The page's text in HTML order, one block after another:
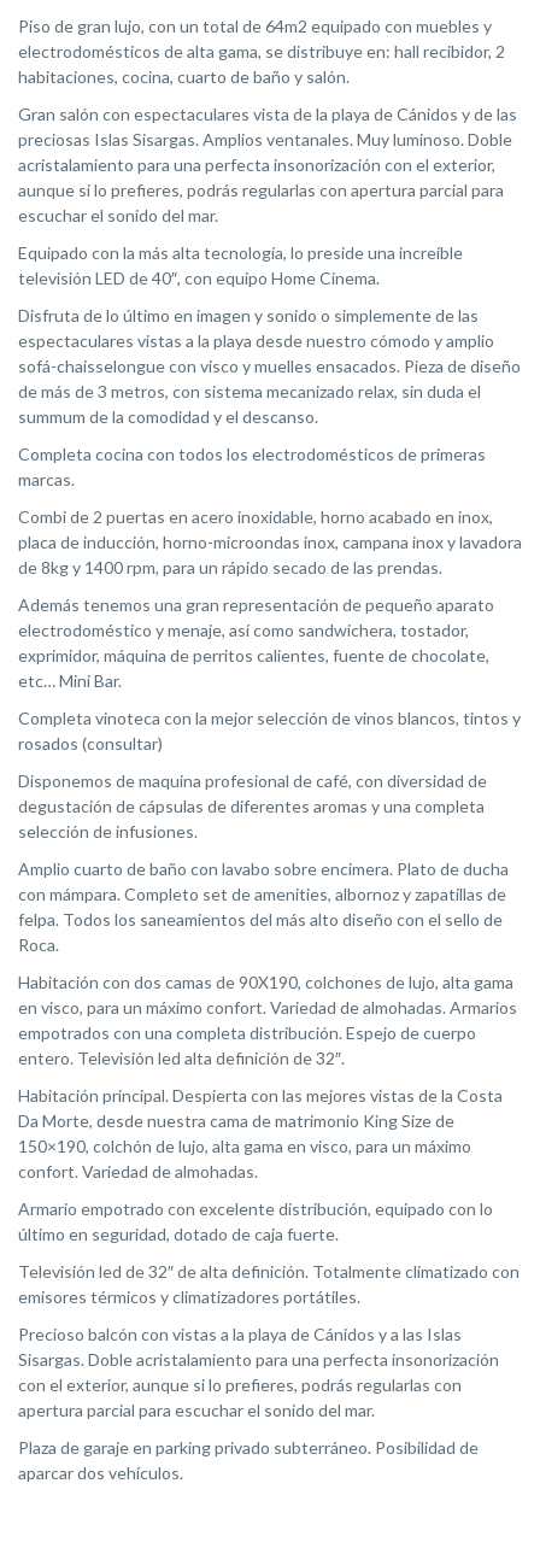
Piso de gran lujo, con un total de 64m2 equipado con muebles y
electrodomésticos de alta gama, se distribuye en: hall recibidor, 2
habitaciones, cocina, cuarto de baño y salón.
Gran salón con espectaculares vista de la playa de Cánidos y de las
preciosas Islas Sisargas. Amplios ventanales. Muy luminoso. Doble
acristalamiento para una perfecta insonorización con el exterior,
aunque si lo prefieres, podrás regularlas con apertura parcial para
escuchar el sonido del mar.
Equipado con la más alta tecnología, lo preside una increíble
televisión LED de 40″, con equipo Home Cinema.
Disfruta de lo último en imagen y sonido o simplemente de las
espectaculares vistas a la playa desde nuestro cómodo y amplio
sofá-chaisselongue con visco y muelles ensacados. Pieza de diseño
de más de 3 metros, con sistema mecanizado relax, sin duda el
summum de la comodidad y el descanso.
Completa cocina con todos los electrodomésticos de primeras
marcas.
Combi de 2 puertas en acero inoxidable, horno acabado en inox,
placa de inducción, horno-microondas inox, campana inox y lavadora
de 8kg y 1400 rpm, para un rápido secado de las prendas.
Además tenemos una gran representación de pequeño aparato
electrodoméstico y menaje, así como sandwichera, tostador,
exprimidor, máquina de perritos calientes, fuente de chocolate,
etc… Mini Bar.
Completa vinoteca con la mejor selección de vinos blancos, tintos y
rosados (consultar)
Disponemos de maquina profesional de café, con diversidad de
degustación de cápsulas de diferentes aromas y una completa
selección de infusiones.
Amplio cuarto de baño con lavabo sobre encimera. Plato de ducha
con mámpara. Completo set de amenities, albornoz y zapatillas de
felpa. Todos los saneamientos del más alto diseño con el sello de
Roca.
Habitación con dos camas de 90X190, colchones de lujo, alta gama
en visco, para un máximo confort. Variedad de almohadas. Armarios
empotrados con una completa distribución. Espejo de cuerpo
entero. Televisión led alta definición de 32″.
Habitación principal. Despierta con las mejores vistas de la Costa
Da Morte, desde nuestra cama de matrimonio King Size de
150×190, colchón de lujo, alta gama en visco, para un máximo
confort. Variedad de almohadas.
Armario empotrado con excelente distribución, equipado con lo
último en seguridad, dotado de caja fuerte.
Televisión led de 32″ de alta definición. Totalmente climatizado con
emisores térmicos y climatizadores portátiles.
Precioso balcón con vistas a la playa de Cánidos y a las Islas
Sisargas. Doble acristalamiento para una perfecta insonorización
con el exterior, aunque si lo prefieres, podrás regularlas con
apertura parcial para escuchar el sonido del mar.
Plaza de garaje en parking privado subterráneo. Posibilidad de
aparcar dos vehículos.